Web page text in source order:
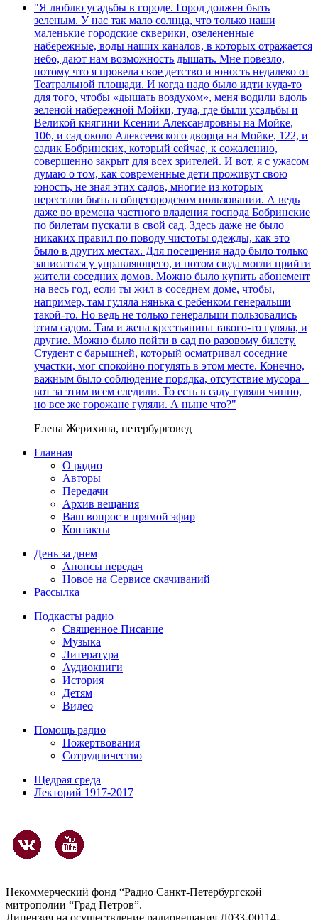
"Я люблю усадьбы в городе. Город должен быть
зеленым. У нас так мало солнца, что только наши
маленькие городские скверики, озелененные
набережные, воды наших каналов, в которых отражается
небо, дают нам возможность дышать. Мне повезло,
потому что я провела свое детство и юность недалеко от
Театральной площади. И когда надо было идти куда-то
для того, чтобы «дышать воздухом», меня водили вдоль
зеленой набережной Мойки, туда, где были усадьбы и
Великой княгини Ксении Александровны на Мойке,
106, и сад около Алексеевского дворца на Мойке, 122, и
садик Бобринских, который сейчас, к сожалению,
совершенно закрыт для всех зрителей. И вот, я с ужасом
думаю о том, как современные дети проживут свою
юность, не зная этих садов, многие из которых
перестали быть в общегородском пользовании. А ведь
даже во времена частного владения господа Бобринские
по билетам пускали в свой сад. Здесь даже не было
никаких правил по поводу чистоты одежды, как это
было в других местах. Для посещения надо было только
записаться у управляющего, и потом сюда могли прийти
жители соседних домов. Можно было купить абонемент
на весь год, если ты жил в соседнем доме, чтобы,
например, там гуляла нянька с ребенком генеральши
такой-то. Но ведь не только генеральши пользовались
этим садом. Там и жена крестьянина такого-то гуляла, и
другие. Можно было пойти в сад по разовому билету.
Студент с барышней, который осматривал соседние
участки, мог спокойно погулять в этом месте. Конечно,
важным было соблюдение порядка, отсутствие мусора –
вот за этим всем следили. То есть в саду гуляли чинно,
но все же горожане гуляли. А ныне что?"
Елена Жерихина, петербурговед
Главная
О радио
Авторы
Передачи
Архив вещания
Ваш вопрос в прямой эфир
Контакты
День за днем
Анонсы передач
Новое на Сервисе скачиваний
Рассылка
Подкасты радио
Священное Писание
Музыка
Литература
Аудиокниги
История
Детям
Видео
Помощь радио
Пожертвования
Сотрудничество
Щедрая среда
Лекторий 1917-2017
Некоммерческий фонд “Радио Санкт-Петербургской
митрополии “Град Петров”.
Лицензия на осуществление радиовещания Л033-00114-